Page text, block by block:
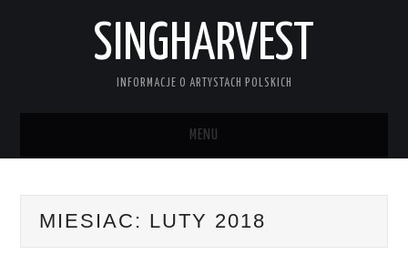
SINGHARVEST
INFORMACJE O ARTYSTACH POLSKICH
MENU
KONTAKT
MIESIAC: LUTY 2018